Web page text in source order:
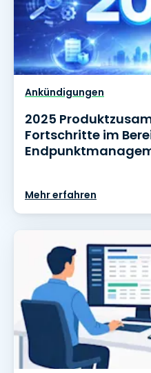
Ankündigungen
2025
Fortschritte im
Mehr erfahren